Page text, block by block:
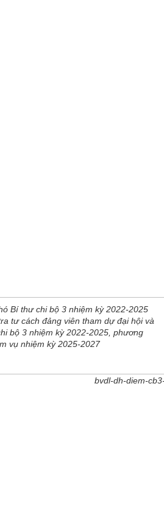
Bí thư chi bộ 3 nhiệm kỳ 2022-2025
tư cách đảng viên tham dự đại hội và
bộ 3 nhiệm kỳ 2022-2025, phương
vụ nhiệm kỳ 2025-2027